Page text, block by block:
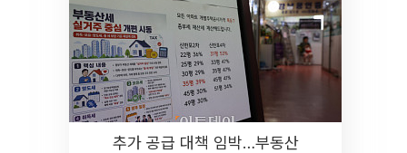
추가 공급 대책 임박…부동산